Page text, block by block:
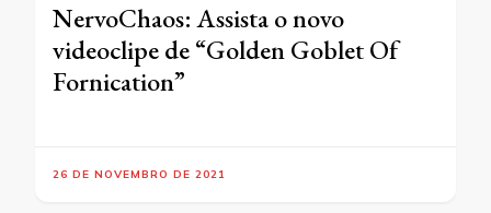
NervoChaos: Assista o novo
videoclipe de “Golden Goblet Of
Fornication”
26 DE NOVEMBRO DE 2021